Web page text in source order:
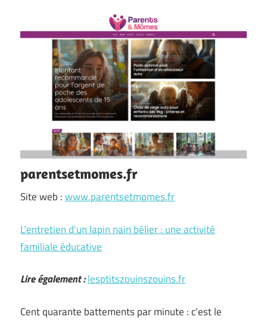
parentsetmomes.fr
Site web :www.parentsetmomes.fr
L’entretien d’un lapin nain bélier : une activité
familiale éducative
Lire également :lesptitszouinszouins.fr
Cent quarante battements par minute : c’est le